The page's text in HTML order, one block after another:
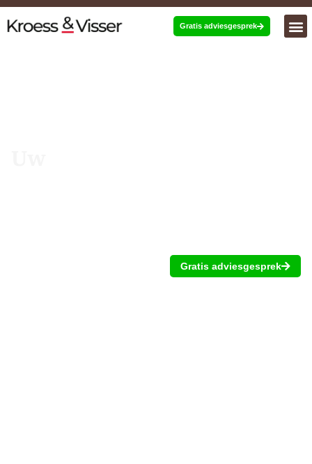
Gratis adviesgesprek
Gratis adviesgesprek